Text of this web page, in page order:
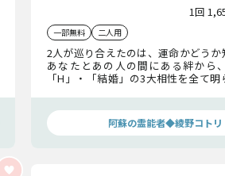
1回
一部無料 二人用
2人が巡り合えたのは、運命かどうか
あなたとあの人の間にある絆から
「H」・「結婚」の3大相性を全て
阿蘇の霊能者◆綾野コトリ